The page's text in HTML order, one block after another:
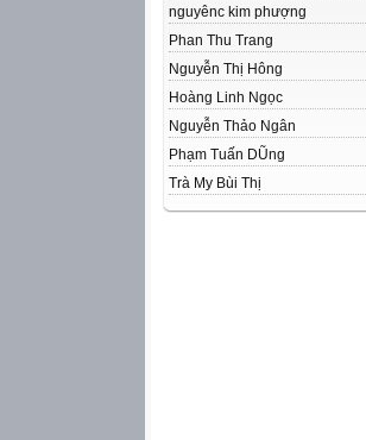
nguyênc kim phượng
Phan Thu Trang
Nguyễn Thị Hông
Hoàng Linh Ngọc
Nguyễn Thảo Ngân
Phạm Tuấn DŨng
Trà My Bùi Thị